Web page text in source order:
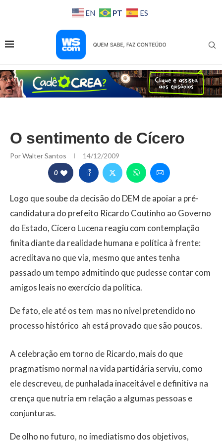
EN PT ES
O sentimento de Cícero
PorWalter Santos 14/12/2009
0
Logo que soube da decisão do DEM de apoiar a pré-
candidatura do prefeito Ricardo Coutinho ao Governo
do Estado, Cícero Lucena reagiu com contemplação
finita diante da realidade humana e política à frente:
acreditava no que via, mesmo que antes tenha
passado um tempo admitindo que pudesse contar com
amigos leais no exercício da política.
De fato, ele até os tem  mas no nível pretendido no
processo histórico  ah está provado que são poucos.
A celebração em torno de Ricardo, mais do que
pragmatismo normal na vida partidária serviu, como
ele descreveu, de punhalada inaceitável e definitiva na
crença que nutria em relação a algumas pessoas e
conjunturas.
De olho no futuro, no imediatismo dos objetivos,